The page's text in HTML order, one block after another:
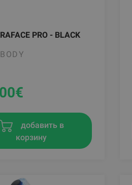
PRO - BLACK
€
добавить в
корзину